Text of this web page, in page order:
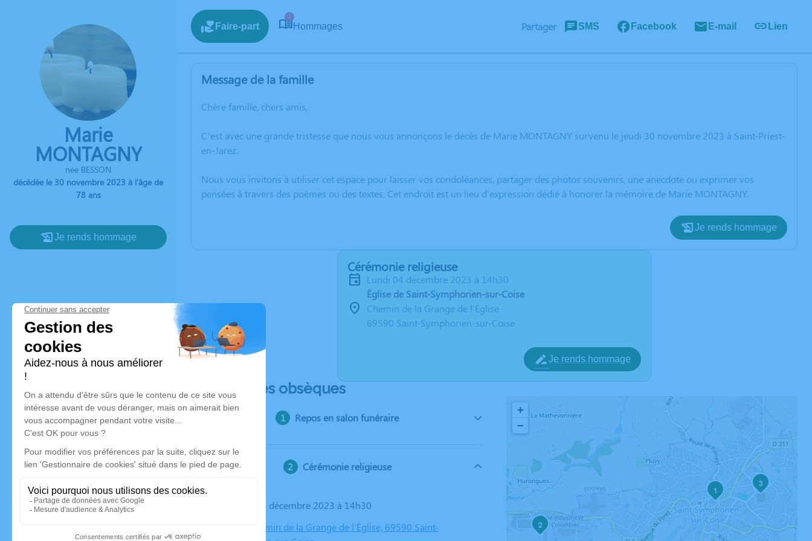
Marie
MONTAGNY
née BESSON
décédée le 30 novembre 2023 à l'âge de
78 ans
Je rends hommage
Faire-part
1
Hommages Partager SMS Facebook E-mail Lien
Message de la famille
Chère famille, chers amis,
C’est avec une grande tristesse que nous vous annonçons le décès de Marie MONTAGNY survenu le jeudi 30 novembre 2023 à Saint-Priest-
en-Jarez.
Nous vous invitons à utiliser cet espace pour laisser vos condoléances, partager des photos souvenirs, une anecdote ou exprimer vos
pensées à travers des poèmes ou des textes. Cet endroit est un lieu d'expression dédié à honorer la mémoire de Marie MONTAGNY.
Je rends hommage
Cérémonie religieuse
lundi 04 décembre 2023 à 14h30
Église de Saint-Symphorien-sur-Coise
Chemin de la Grange de l'Église
69590 Saint-Symphorien-sur-Coise
Je rends hommage
Déroulé des obsèques
Repos en salon funéraire
Cérémonie religieuse
Le lundi 04 décembre 2023 à 14h30
Église, Chemin de la Grange de l'Église, 69590 Saint-
1
2
3
+
−